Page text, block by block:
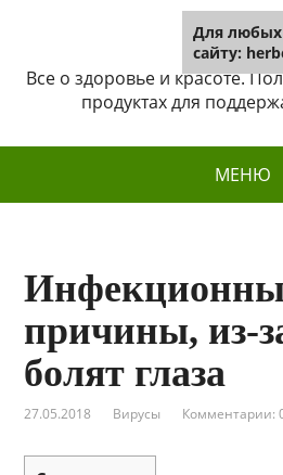
Все о здоровье и красоте.
продуктах для
МЕНЮ
причины, из-
болят глаза
27.05.2018 Вирусы Комментарии:
Для
сайту: